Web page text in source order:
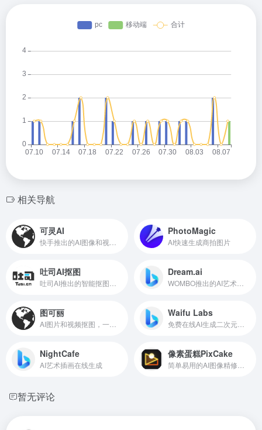
相关导航
可灵AI PhotoMagic
AI快速生成商拍图片
吐司AI抠图 Dream.ai
图可丽 Waifu Labs
NightCafe
AI艺术插画在线生成
像素蛋糕PixCake
暂无评论